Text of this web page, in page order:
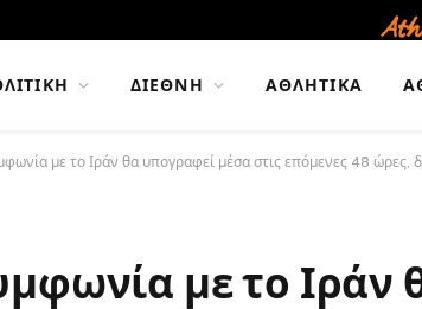
ΔΙΕΘΝΉ ΑΘΛΗΤΙΚΆ
με το Ιράν θα υπογραφεί μέσα στις επόμενες 48 ώρες,
με το Ιράν